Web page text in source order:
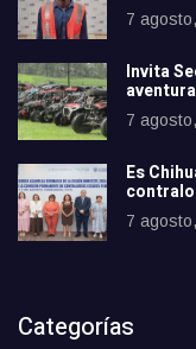
7
Invita
7
Es
7
Categorías